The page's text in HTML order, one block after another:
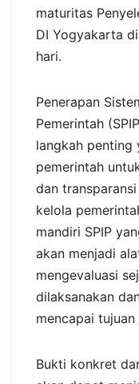
maturitas
DI Yogyakarta
hari.
Penerapan
Pemerintah
langkah penting
pemerintah
dan
kelola
mandiri SPIP
akan menjadi
mengevaluasi
dilaksanakan
mencapai
Bukti konkret